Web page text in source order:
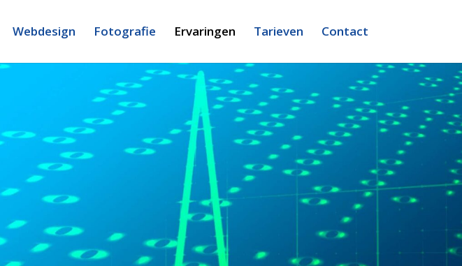
Webdesign Fotografie Ervaringen Tarieven Contact